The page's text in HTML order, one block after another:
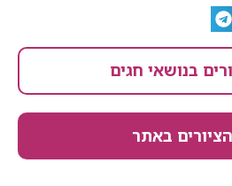
בנושאי חגים
באתר